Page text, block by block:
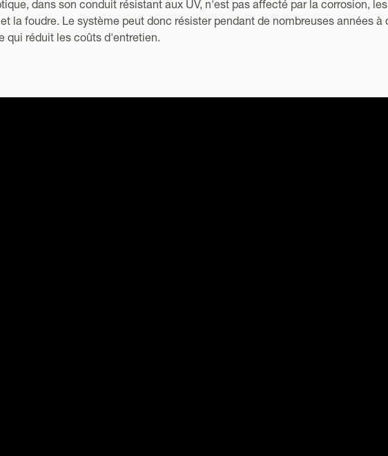
dans son conduit résistant aux UV, n'est pas affecté par la corrosion, les
la foudre. Le système peut donc résister pendant de nombreuses années à
qui réduit les coûts d'entretien.